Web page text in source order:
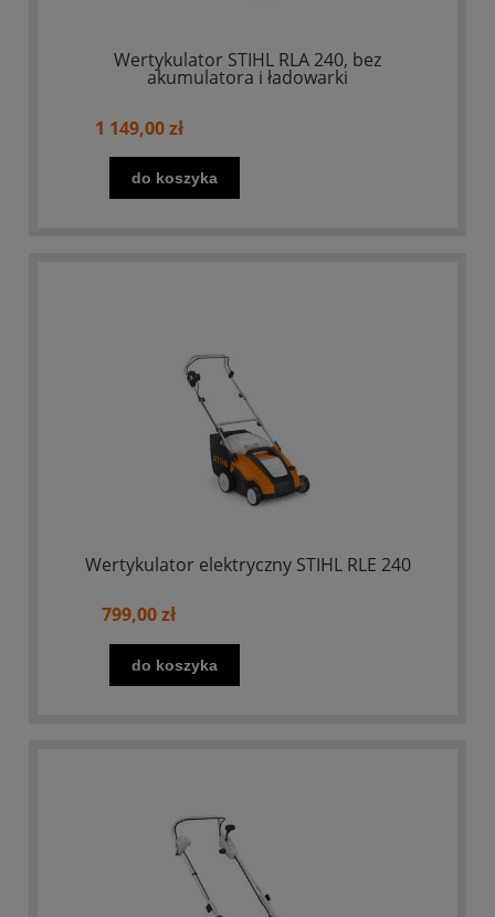
Wertykulator STIHL RLA 240, bez
akumulatora i ładowarki
1 149,00 zł
do koszyka
Wertykulator elektryczny STIHL RLE 240
799,00 zł
do koszyka